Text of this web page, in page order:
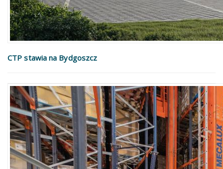
CTP stawia na Bydgoszcz